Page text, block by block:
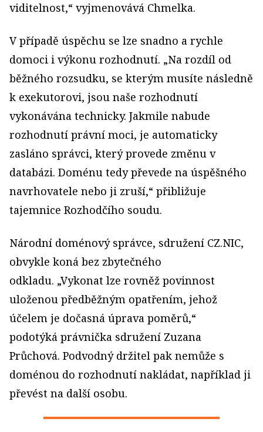
viditelnost,“ vyjmenovává Chmelka.
V případě úspěchu se lze snadno a rychle
domoci i výkonu rozhodnutí. „Na rozdíl od
běžného rozsudku, se kterým musíte následně
k exekutorovi, jsou naše rozhodnutí
vykonávána technicky. Jakmile nabude
rozhodnutí právní moci, je automaticky
zasláno správci, který provede změnu v
databázi. Doménu tedy převede na úspěšného
navrhovatele nebo ji zruší,“ přibližuje
tajemnice Rozhodčího soudu.
Národní doménový správce, sdružení CZ.NIC,
obvykle koná bez zbytečného
odkladu. „Vykonat lze rovněž povinnost
uloženou předběžným opatřením, jehož
účelem je dočasná úprava poměrů,“
podotýká právnička sdružení Zuzana
Průchová. Podvodný držitel pak nemůže s
doménou do rozhodnutí nakládat, například ji
převést na další osobu.